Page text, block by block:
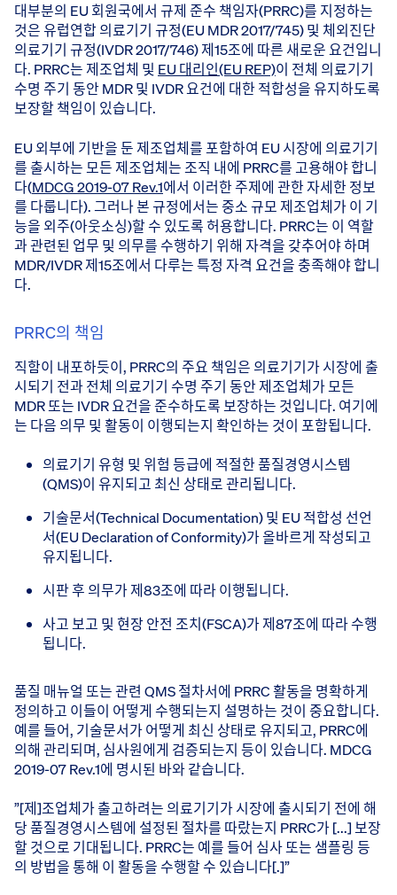
대부분의 EU 회원국에서 규제 준수 책임자(PRRC)를 지정하는
것은 유럽연합 의료기기 규정(EU MDR 2017/745) 및 체외진단
의료기기 규정(IVDR 2017/746) 제15조에 따른 새로운 요건입니
다. PRRC는 제조업체 및 EU 대리인(EU REP)이 전체 의료기기
수명 주기 동안 MDR 및 IVDR 요건에 대한 적합성을 유지하도록
보장할 책임이 있습니다.
EU 외부에 기반을 둔 제조업체를 포함하여 EU 시장에 의료기기
를 출시하는 모든 제조업체는 조직 내에 PRRC를 고용해야 합니
다(MDCG 2019-07 Rev.1에서 이러한 주제에 관한 자세한 정보
를 다룹니다). 그러나 본 규정에서는 중소 규모 제조업체가 이 기
능을 외주(아웃소싱)할 수 있도록 허용합니다. PRRC는 이 역할
과 관련된 업무 및 의무를 수행하기 위해 자격을 갖추어야 하며
MDR/IVDR 제15조에서 다루는 특정 자격 요건을 충족해야 합니
다.
PRRC의 책임
직함이 내포하듯이, PRRC의 주요 책임은 의료기기가 시장에 출
시되기 전과 전체 의료기기 수명 주기 동안 제조업체가 모든
MDR 또는 IVDR 요건을 준수하도록 보장하는 것입니다. 여기에
는 다음 의무 및 활동이 이행되는지 확인하는 것이 포함됩니다.
의료기기 유형 및 위험 등급에 적절한 품질경영시스템
(QMS)이 유지되고 최신 상태로 관리됩니다.
기술문서(Technical Documentation) 및 EU 적합성 선언
서(EU Declaration of Conformity)가 올바르게 작성되고
유지됩니다.
시판 후 의무가 제83조에 따라 이행됩니다.
사고 보고 및 현장 안전 조치(FSCA)가 제87조에 따라 수행
됩니다.
품질 매뉴얼 또는 관련 QMS 절차서에 PRRC 활동을 명확하게
정의하고 이들이 어떻게 수행되는지 설명하는 것이 중요합니다.
예를 들어, 기술문서가 어떻게 최신 상태로 유지되고, PRRC에
의해 관리되며, 심사원에게 검증되는지 등이 있습니다. MDCG
2019-07 Rev.1에 명시된 바와 같습니다.
”[제]조업체가 출고하려는 의료기기가 시장에 출시되기 전에 해
당 품질경영시스템에 설정된 절차를 따랐는지 PRRC가 [...] 보장
할 것으로 기대됩니다. PRRC는 예를 들어 심사 또는 샘플링 등
의 방법을 통해 이 활동을 수행할 수 있습니다[.]”